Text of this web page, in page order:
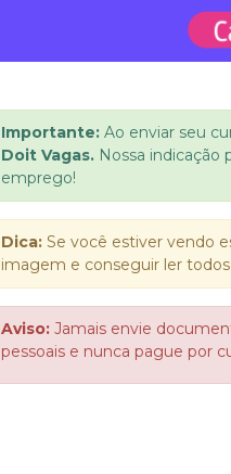
Importante: Ao enviar seu
Doit Vagas. Nossa indicação
emprego!
Dica: Se você estiver vendo
imagem e conseguir ler
Aviso: Jamais envie
pessoais e nunca pague por